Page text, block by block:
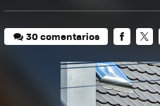
30 comentarios